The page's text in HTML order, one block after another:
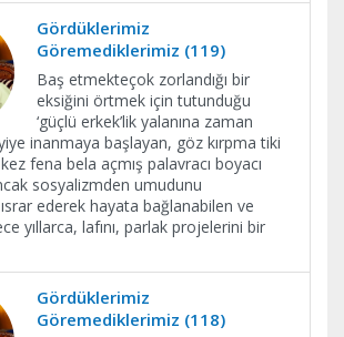
Gördüklerimiz
Göremediklerimiz (119)
Baş etmekteçok zorlandığı bir
eksiğini örtmek için tutunduğu
‘güçlü erkek’lik yalanına zaman
inanmaya başlayan, göz kırpma tiki
fena bela açmış palavracı boyacı
sosyalizmden umudunu
ederek hayata bağlanabilen ve
yıllarca, lafını, parlak projelerini bir
Gördüklerimiz
Göremediklerimiz (118)